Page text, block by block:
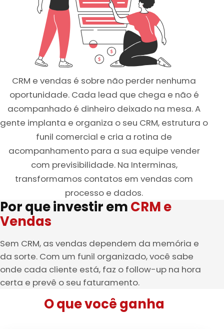
CRM e vendas é sobre não perder nenhuma
oportunidade. Cada lead que chega e não é
acompanhado é dinheiro deixado na mesa. A
gente implanta e organiza o seu CRM, estrutura o
funil comercial e cria a rotina de
acompanhamento para a sua equipe vender
com previsibilidade. Na Interminas,
transformamos contatos em vendas com
processo e dados.
Por que investir emCRM e
Vendas
Sem CRM, as vendas dependem da memória e
da sorte. Com um funil organizado, você sabe
onde cada cliente está, faz o follow-up na hora
certa e prevê o seu faturamento.
O que você ganha